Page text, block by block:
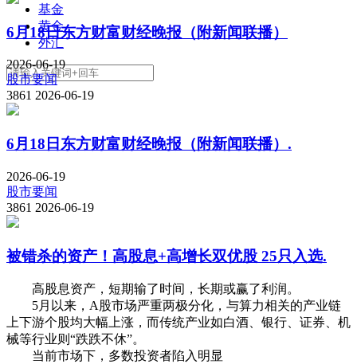
基金
黄金
外汇
6月18日东方财富财经晚报（附新闻联播）
2026-06-19
股市要闻
3861 2026-06-19
6月18日东方财富财经晚报（附新闻联播）.
2026-06-19
股市要闻
3861 2026-06-19
被错杀的资产！高股息+高增长双优股 25只入选.
高股息资产，短期输了时间，长期或赢了利润。
5月以来，A股市场严重两极分化，与算力相关的产业链
上下游个股均大幅上涨，而传统产业如白酒、银行、证券、机
械等行业则“跌跌不休”。
当前市场下，多数投资者陷入明显